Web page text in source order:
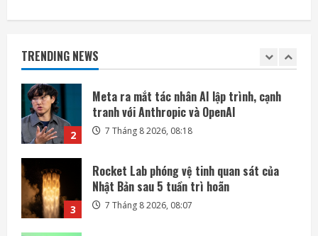
TRENDING NEWS
2
Meta ra mắt tác nhân AI lập trình, cạnh
3
Rocket Lab phóng vệ tinh quan sát của
Nhật Bản sau 5 tuần trì hoãn
7 Tháng 8 2026, 08:07
4
OpenAI sắp bỏ giới hạn nhắn tin đối với
người dùng ChatGPT miễn phí
7 Tháng 8 2026, 07:55